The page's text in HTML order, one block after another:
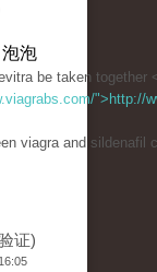
泡
be taken together
">http://
viagra and sildenafil
证)